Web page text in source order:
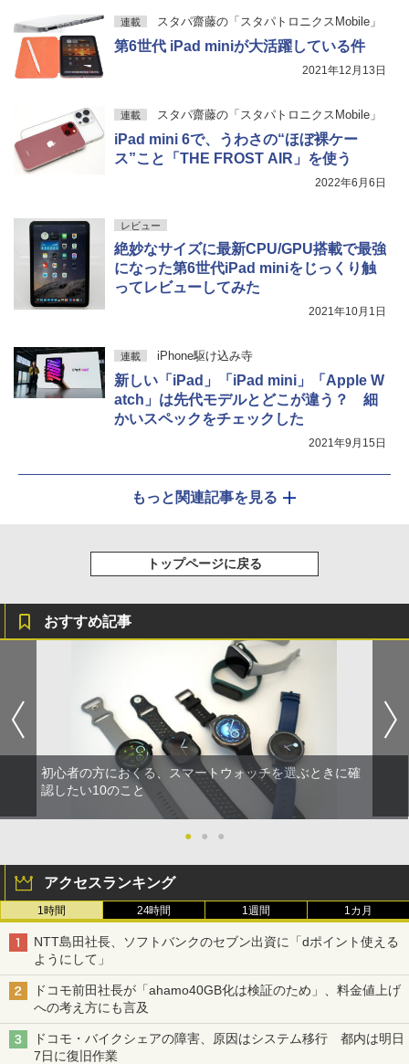
連載 スタパ齋藤の「スタパトロニクスMobile」
第6世代 iPad miniが大活躍している件
2021年12月13日
連載 スタパ齋藤の「スタパトロニクスMobile」
iPad mini 6で、うわさの“ほぼ裸ケー
ス”こと「THE FROST AIR」を使う
2022年6月6日
レビュー
絶妙なサイズに最新CPU/GPU搭載で最強
になった第6世代iPad miniをじっくり触
ってレビューしてみた
2021年10月1日
連載 iPhone駆け込み寺
新しい「iPad」「iPad mini」「Apple W
atch」は先代モデルとどこが違う？ 細
かいスペックをチェックした
2021年9月15日
もっと関連記事を見る
トップページに戻る
おすすめ記事
初心者の方におくる、スマートウォッチを選ぶときに確
認したい10のこと
● ● ●
アクセスランキング
1時間 24時間 1週間 1カ月
NTT島田社長、ソフトバンクのセブン出資に「dポイント使える
ようにして」
ドコモ前田社長が「ahamo40GB化は検証のため」、料金値上げ
への考え方にも言及
ドコモ・バイクシェアの障害、原因はシステム移行 都内は明日
7日に復旧作業